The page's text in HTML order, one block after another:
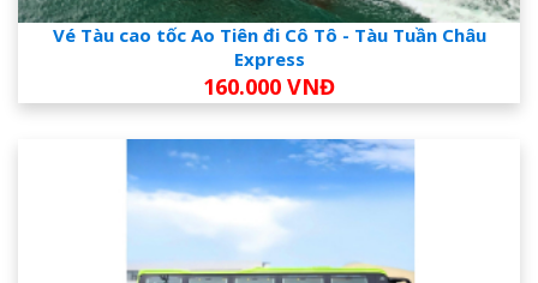
Vé Tàu cao tốc Ao Tiên đi Cô Tô - Tàu Tuần Châu
Express
160.000 VNĐ